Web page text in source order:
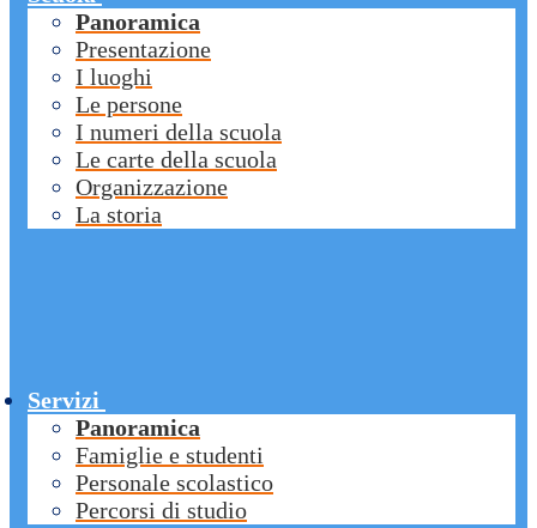
Panoramica
Presentazione
I luoghi
Le persone
I numeri della scuola
Le carte della scuola
Organizzazione
La storia
Servizi
Panoramica
Famiglie e studenti
Personale scolastico
Percorsi di studio